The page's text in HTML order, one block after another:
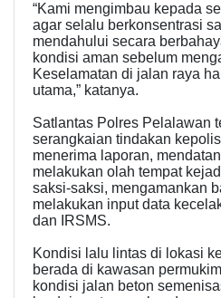
“Kami mengimbau kepada
agar selalu berkonsentrasi
mendahului secara
kondisi aman sebelum
Keselamatan di jalan raya
utama,” katanya.
Satlantas Polres Pelalawan
serangkaian tindakan
menerima laporan,
melakukan olah tempat
saksi-saksi, mengamankan
melakukan input data
dan IRSMS.
Kondisi lalu lintas di lokasi
berada di kawasan
kondisi jalan beton